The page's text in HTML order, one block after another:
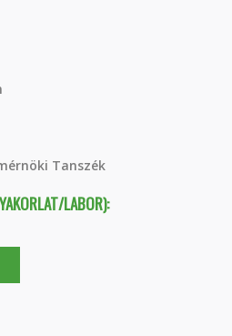
Tanszék
LABOR):